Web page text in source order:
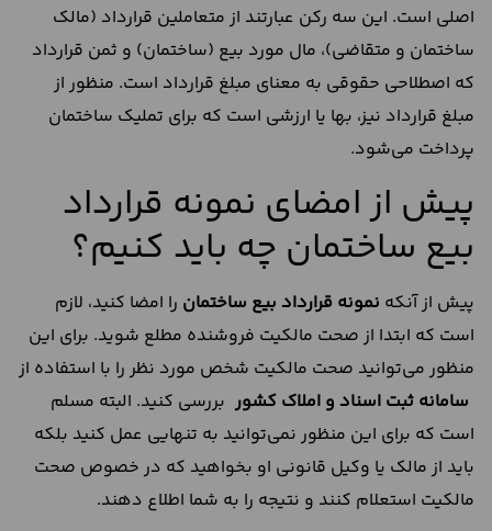
اصلی است. این سه رکن عبارتند از متعاملین قرارداد (مالک
ساختمان و متقاضی)، مال مورد بیع (ساختمان) و ثمن قرارداد
که اصطلاحی حقوقی به معنای مبلغ قرارداد است. منظور از
مبلغ قرارداد نیز، بها یا ارزشی است که برای تملیک ساختمان
پرداخت می‌شود.
پیش از امضای نمونه قرارداد
بیع ساختمان چه باید کنیم؟
پیش از آنکه نمونه قرارداد بیع ساختمان را امضا کنید، لازم
است که ابتدا از صحت مالکیت فروشنده مطلع شوید. برای این
منظور می‌توانید صحت مالکیت شخص مورد نظر را با استفاده از
سامانه ثبت اسناد و املاک کشور بررسی کنید. البته مسلم
است که برای این منظور نمی‌توانید به تنهایی عمل کنید بلکه
باید از مالک یا وکیل قانونی او بخواهید که در خصوص صحت
مالکیت استعلام کنند و نتیجه را به شما اطلاع دهند.